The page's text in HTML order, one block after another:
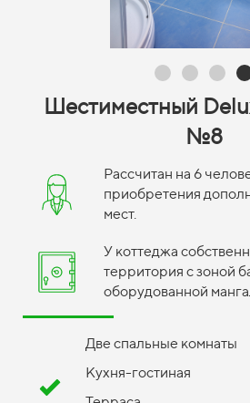
Шестиместный
№8
Рассчитан на 6
приобретения
мест.
У коттеджа
территория с зоной
оборудованной
Две спальные комнаты
Кухня-гостиная